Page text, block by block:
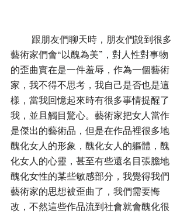
藝術家們會“以醜為美”，對人性對事物
的歪曲實在是一件羞辱，作為一個藝術
家，我不得不思考，我自己是否也是這
樣，當我回憶起來時有很多事情提醒了
我，並且觸目驚心。藝術家把女人當作
是傑出的藝術品，但是在作品裡很多地
醜化女人的形象，醜化女人的軀體，醜
化女人的心靈，甚至有些還名目張膽地
醜化女性的某些敏感部分，我覺得我們
藝術家的思想被歪曲了，我們需要悔
改，不然這些作品流到社會就會醜化很